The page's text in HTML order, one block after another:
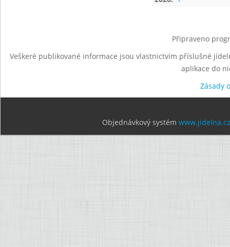
Připraveno
Veškeré publikované informace jsou vlastnictvím příslušné
aplikace do
Zásady
Objednávkový systém www.jidelna.cz